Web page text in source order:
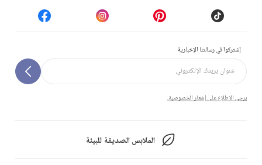
إشتركوا في رسالتنا الإخبارية
يرجى الاطلاع على إشعار الخصوصية.
الملابس الصديقة للبيئة